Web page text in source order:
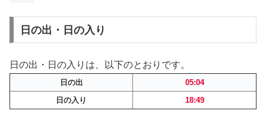
日の出・日の入り
日の出・日の入りは、以下のとおりです。
日の出
05:04
日の入り
18:49